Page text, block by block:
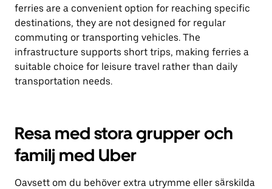
ferries are a convenient option for reaching specific
destinations, they are not designed for regular
commuting or transporting vehicles. The
infrastructure supports short trips, making ferries a
suitable choice for leisure travel rather than daily
transportation needs.
Resa med stora grupper och
familj med Uber
Oavsett om du behöver extra utrymme eller särskilda